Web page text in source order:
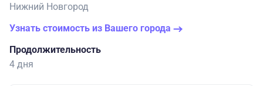
Нижний Новгород
Узнать стоимость из Вашего города
Продолжительность
4 дня